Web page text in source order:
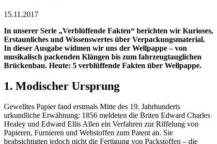
15.11.2017
In unserer Serie „Verblüffende Fakten“ berichten wir Kurioses,
Erstaunliches und Wissenswertes über Verpackungsmaterial.
In dieser Ausgabe widmen wir uns der Wellpappe – von
musikalisch packenden Klängen bis zum fahrzeugtauglichen
Brückenbau. Heute: 5 verblüffende Fakten über Wellpappe.
1. Modischer Ursprung
Gewelltes Papier fand erstmals Mitte des 19. Jahrhunderts
urkundliche Erwähnung: 1856 meldeten die Briten Edward Charles
Healey und Edward Ellis Allen ein Verfahren zur Riffelung von
Papieren, Furnieren und Webstoffen zum Patent an. Sie
beabsichtigten jedoch nicht die Fertigung von Packstoffen – die